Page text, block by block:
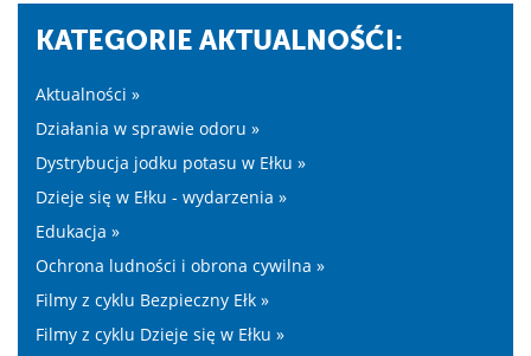
KATEGORIE AKTUALNOŚĆI:
Aktualności »
Działania w sprawie odoru »
Dystrybucja jodku potasu w Ełku »
Dzieje się w Ełku - wydarzenia »
Edukacja »
Ochrona ludności i obrona cywilna »
Filmy z cyklu Bezpieczny Ełk »
Filmy z cyklu Dzieje się w Ełku »